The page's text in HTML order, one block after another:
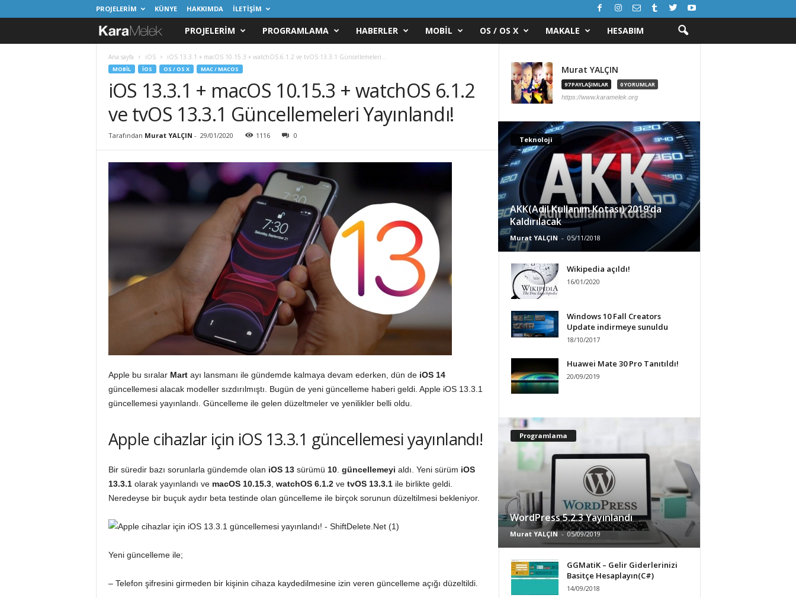
PROJELERİM KÜNYE HAKKIMDA İLETİŞİM
a
a
m
e
.
PROJELERIM PROGRAMLAMA HABERLER MOBIL OS / OS X MAKALE HESABIM
Ana sayfa iOS iOS 13.3.1 + macOS 10.15.3 + watchOS 6.1.2 ve tvOS 13.3.1 Güncellemeleri...
MOBIL IOS OS / OS X MAC / MACOS
iOS 13.3.1 + macOS 10.15.3 + watchOS 6.1.2
ve tvOS 13.3.1 Güncellemeleri Yayınlandı!
Tarafından Murat YALÇIN - 29/01/2020 1116 0
Apple bu sıralar Martayı lansmanı ile gündemde kalmaya devam ederken, dün de iOS 14
güncellemesi alacak modeller sızdırılmıştı. Bugün de yeni güncelleme haberi geldi. Apple iOS 13.3.1
güncellemesi yayınlandı. Güncelleme ile gelen düzeltmeler ve yenilikler belli oldu.
Apple cihazlar için iOS 13.3.1 güncellemesi yayınlandı!
Bir süredir bazı sorunlarla gündemde olan iOS 13sürümü 10. güncellemeyi aldı. Yeni sürüm iOS
13.3.1olarak yayınlandı ve macOS 10.15.3, watchOS 6.1.2ve tvOS 13.3.1ile birlikte geldi.
Neredeyse bir buçuk aydır beta testinde olan güncelleme ile birçok sorunun düzeltilmesi bekleniyor.
Yeni güncelleme ile;
– Telefon şifresini girmeden bir kişinin cihaza kaydedilmesine izin veren güncelleme açığı düzeltildi.
Murat YALÇIN
97 PAYLAŞIMLAR 0 YORUMLAR
https://www.karamelek.org
Teknoloji
AKK(Adil Kullanım Kotası) 2019’da
Kaldırılacak
Murat YALÇIN - 05/11/2018
Wikipedia açıldı!
16/01/2020
Windows 10 Fall Creators
Update indirmeye sunuldu
18/10/2017
Huawei Mate 30 Pro Tanıtıldı!
20/09/2019
Programlama
WordPress 5.2.3 Yayınlandı
Murat YALÇIN - 05/09/2019
GGMatiK – Gelir Giderlerinizi
Basitçe Hesaplayın(C#)
14/09/2018